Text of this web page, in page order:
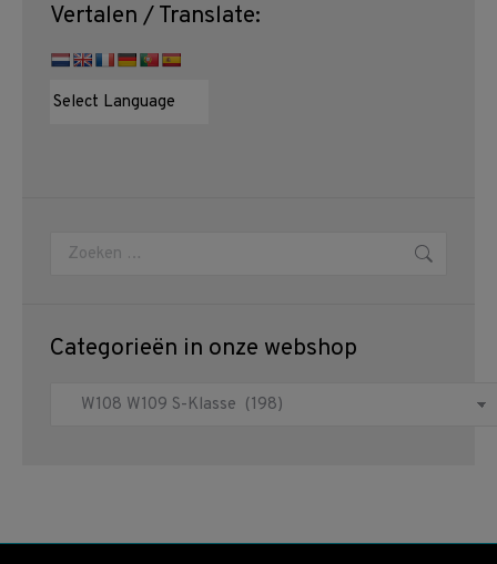
Vertalen / Translate:
Zoeken:
Categorieën in onze webshop